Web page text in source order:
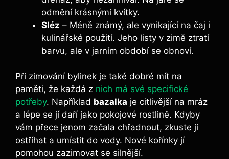
odmění krásnými kvítky.
Sléz – Méně známý, ale vynikající na čaj i
kulinářské použití. Jeho listy v zimě ztratí
barvu, ale v jarním období se obnoví.
Při zimování bylinek je také dobré mít na
paměti, že každá z nich má své specifické
potřeby. Například bazalka je citlivější na mráz
a lépe se jí daří jako pokojové rostlině. Kdyby
vám přece jenom začala chřadnout, zkuste ji
ostříhat a umístit do vody. Nové kořínky jí
pomohou zazimovat se silnější.